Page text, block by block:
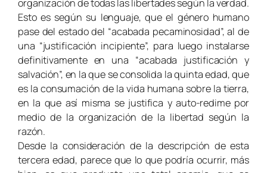
organización de todas las libertades según la verdad.
Esto es según su lenguaje, que el género humano
pase del estado del “acabada pecaminosidad”, al de
una “justificación incipiente”, para luego instalarse
definitivamente en una “acabada justificación y
salvación”, en la que se consolida la quinta edad, que
es la consumación de la vida humana sobre la tierra,
en la que así misma se justifica y auto-redime por
medio de la organización de la libertad según la
razón.
Desde la consideración de la descripción de esta
tercera edad, parece que lo que podría ocurrir, más